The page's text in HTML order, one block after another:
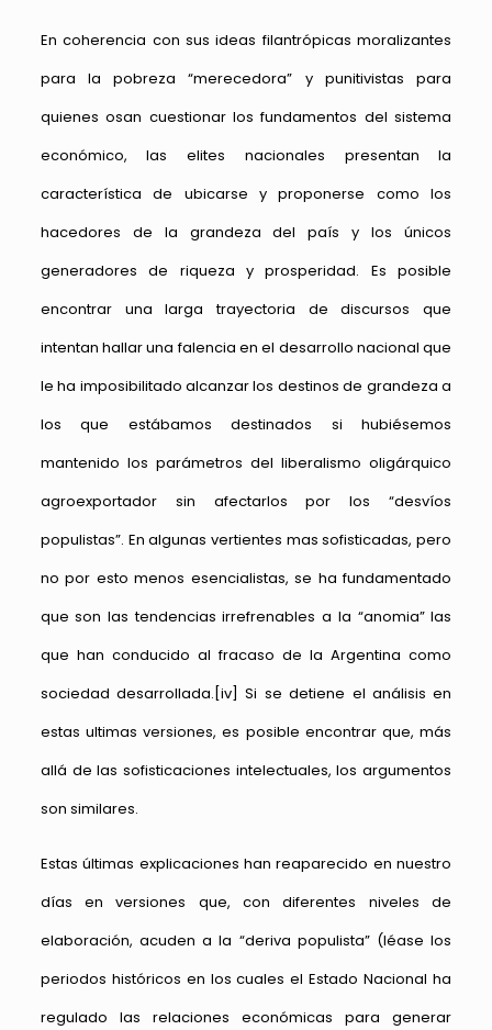
En coherencia con sus ideas filantrópicas moralizantes
para la pobreza “merecedora” y punitivistas para
quienes osan cuestionar los fundamentos del sistema
económico, las elites nacionales presentan la
característica de ubicarse y proponerse como los
hacedores de la grandeza del país y los únicos
generadores de riqueza y prosperidad. Es posible
encontrar una larga trayectoria de discursos que
intentan hallar una falencia en el desarrollo nacional que
le ha imposibilitado alcanzar los destinos de grandeza a
los que estábamos destinados si hubiésemos
mantenido los parámetros del liberalismo oligárquico
agroexportador sin afectarlos por los “desvíos
populistas”. En algunas vertientes mas sofisticadas, pero
no por esto menos esencialistas, se ha fundamentado
que son las tendencias irrefrenables a la “anomia” las
que han conducido al fracaso de la Argentina como
sociedad desarrollada. [iv]
Si se detiene el análisis en
estas ultimas versiones, es posible encontrar que, más
allá de las sofisticaciones intelectuales, los argumentos
son similares.
Estas últimas explicaciones han reaparecido en nuestro
días en versiones que, con diferentes niveles de
elaboración, acuden a la “deriva populista” (léase los
periodos históricos en los cuales el Estado Nacional ha
regulado las relaciones económicas para generar